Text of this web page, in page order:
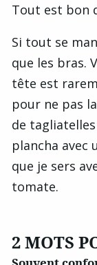
Tout est bon
Si tout se
que les bras.
tête est
pour ne pas
de
plancha avec
que je sers
tomate.
2 MOTS